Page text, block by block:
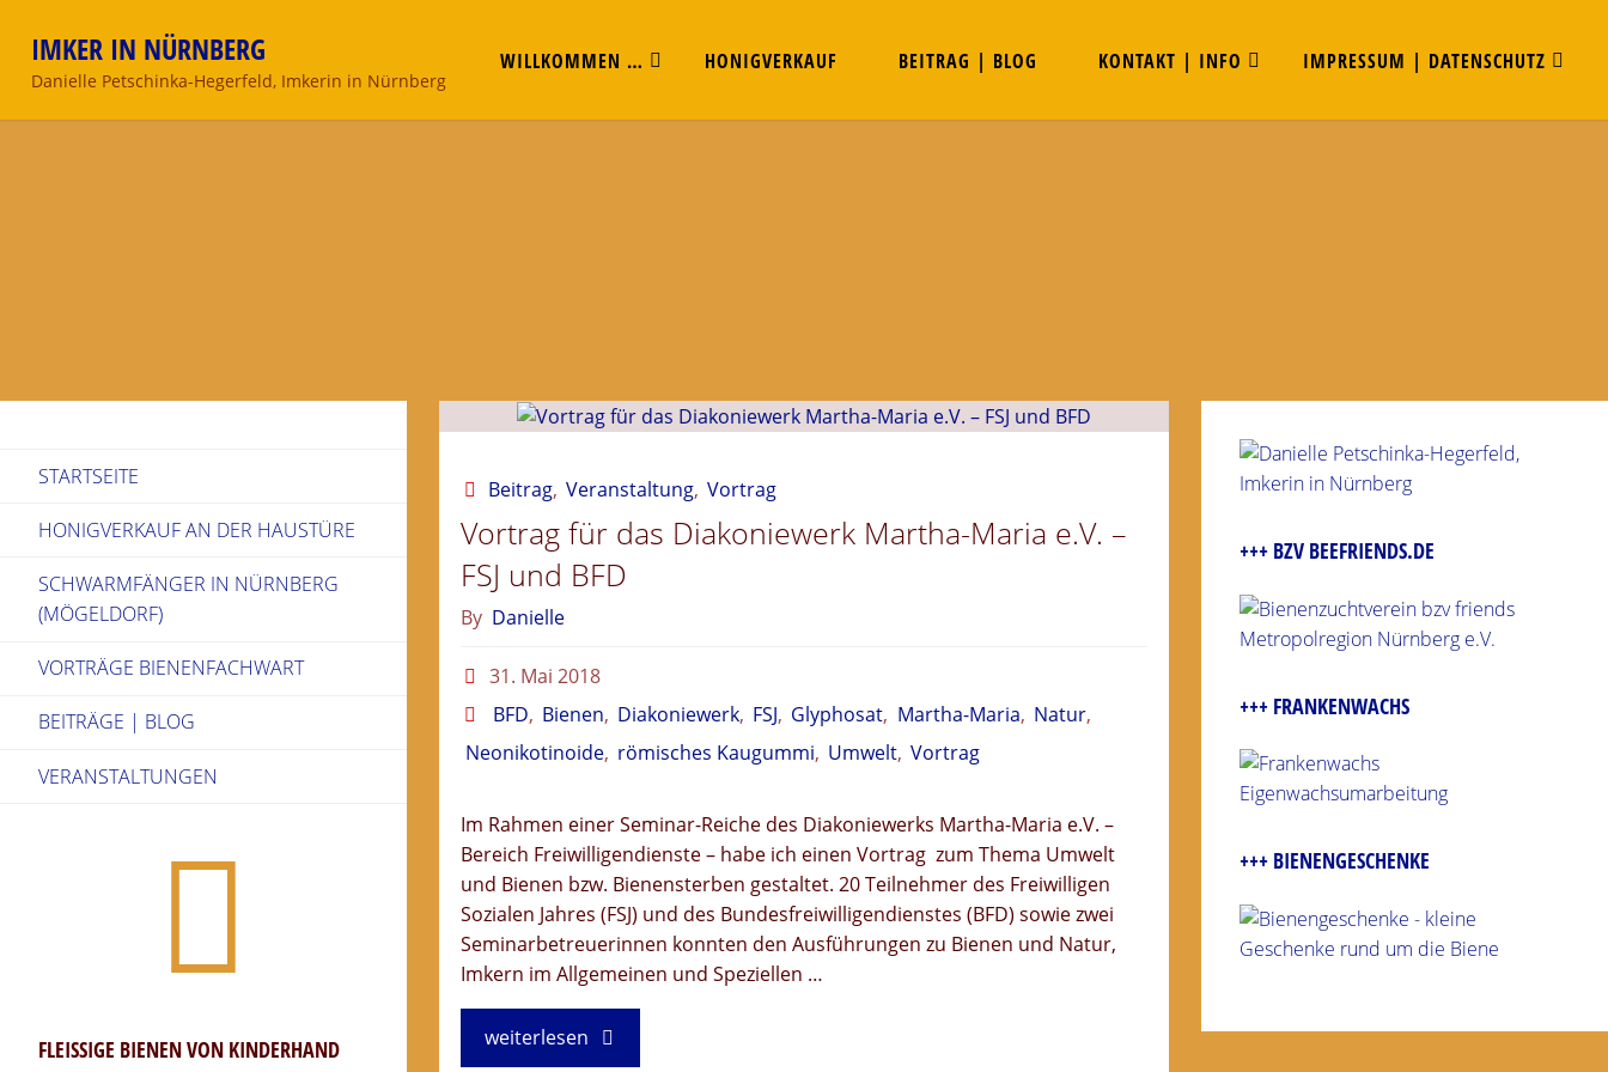
content
IMKER IN NÜRNBERG
Danielle Petschinka-Hegerfeld, Imkerin in Nürnberg
WILLKOMMEN … HONIGVERKAUF BEITRAG | BLOG KONTAKT | INFO IMPRESSUM | DATENSCHUTZ
Beitrag, Veranstaltung, Vortrag
Vortrag für das Diakoniewerk Martha-Maria e.V. –
FSJ und BFD
By Danielle
31. Mai 2018
BFD, Bienen, Diakoniewerk, FSJ, Glyphosat, Martha-Maria, Natur,
Neonikotinoide, römisches Kaugummi, Umwelt, Vortrag
Im Rahmen einer Seminar-Reiche des Diakoniewerks Martha-Maria e.V. –
Bereich Freiwilligendienste – habe ich einen Vortrag zum Thema Umwelt
und Bienen bzw. Bienensterben gestaltet. 20 Teilnehmer des Freiwilligen
Sozialen Jahres (FSJ) und des Bundesfreiwilligendienstes (BFD) sowie zwei
Seminarbetreuerinnen konnten den Ausführungen zu Bienen und Natur,
Imkern im Allgemeinen und Speziellen …
weiterlesen"Vortrag
STARTSEITE
HONIGVERKAUF AN DER HAUSTÜRE
SCHWARMFÄNGER IN NÜRNBERG
(MÖGELDORF)
VORTRÄGE BIENENFACHWART
BEITRÄGE | BLOG
VERANSTALTUNGEN
FLEISSIGE BIENEN VON KINDERHAND
+++ BZV BEEFRIENDS.DE
+++ FRANKENWACHS
+++ BIENENGESCHENKE